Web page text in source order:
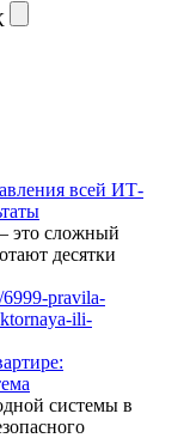
всей ИТ-
это сложный
десятки
системы в